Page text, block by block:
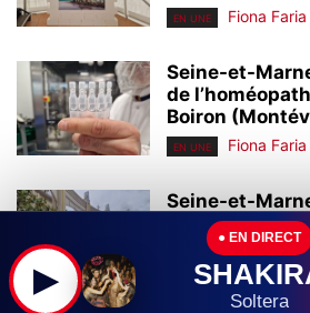
EN UNE Fiona Faria
Seine-et-
de
Boiron
EN UNE Fiona Faria
Seine-et-
2000, le
d’Europe
EN UNE Fiona Faria
▶
● EN DIRECT
Soltera